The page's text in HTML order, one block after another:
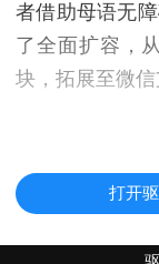
者借助母语无
了全面扩容，
块，拓展至微信
打开